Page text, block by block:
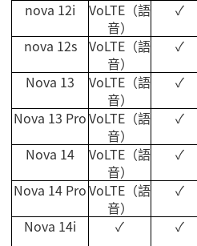
nova 12i
VoLTE （語
音）
✓
nova 12s
VoLTE （語
音）
✓
Nova 13
VoLTE （語
音）
✓
Nova 13 ProVoLTE （語
音）
✓
Nova 14
VoLTE （語
音）
✓
Nova 14 ProVoLTE （語
音）
✓
Nova 14i
✓ ✓